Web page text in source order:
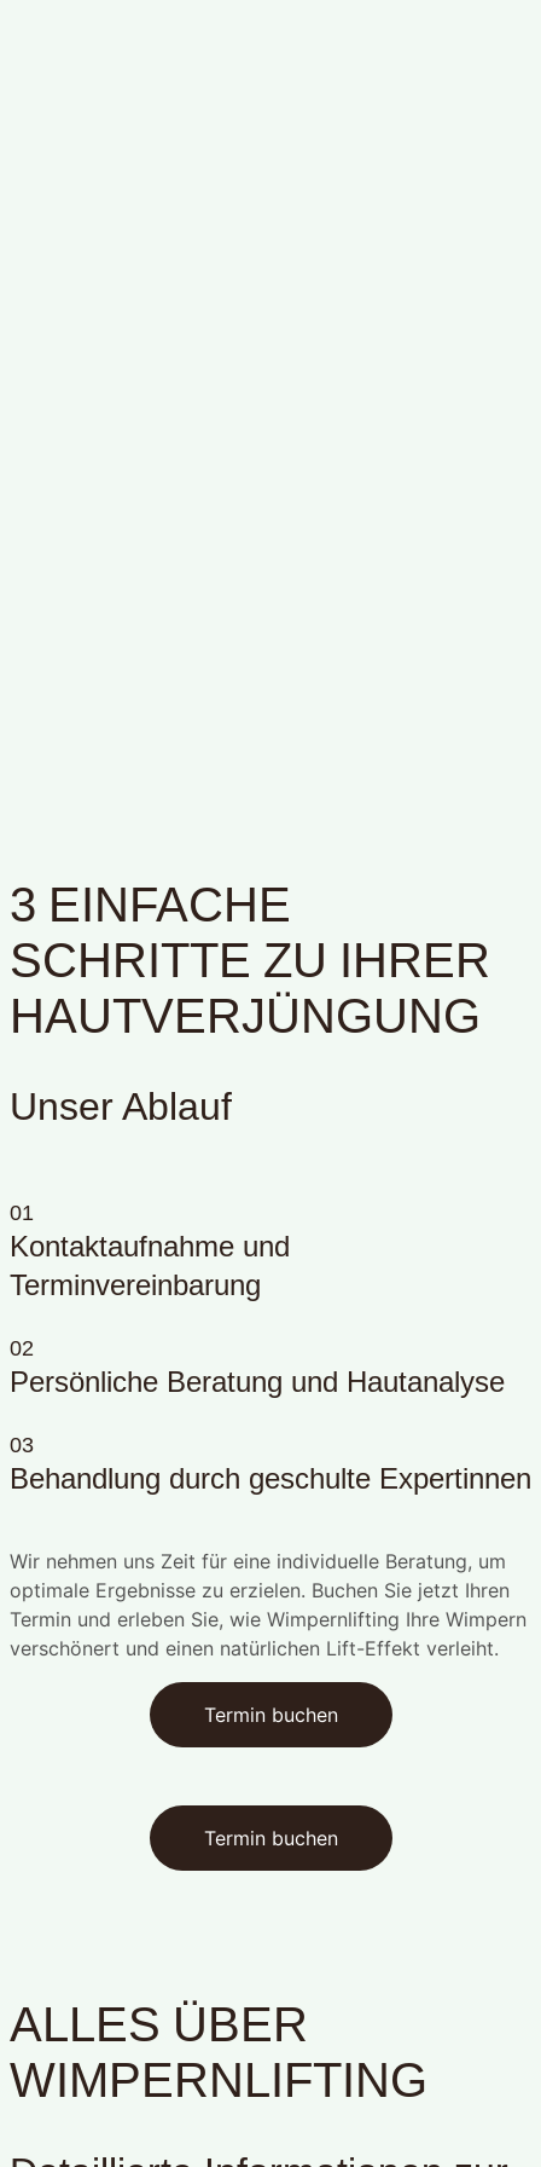
3 EINFACHE
SCHRITTE ZU IHRER
HAUTVERJÜNGUNG
Unser Ablauf
01
Kontaktaufnahme und
Terminvereinbarung
02
Persönliche Beratung und Hautanalyse
03
Behandlung durch geschulte Expertinnen
Wir nehmen uns Zeit für eine individuelle Beratung, um
optimale Ergebnisse zu erzielen. Buchen Sie jetzt Ihren
Termin und erleben Sie, wie Wimpernlifting Ihre Wimpern
verschönert und einen natürlichen Lift-Effekt verleiht.
Termin buchen
Termin buchen
ALLES ÜBER
WIMPERNLIFTING